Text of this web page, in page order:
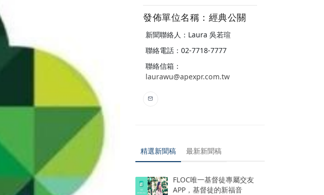
發佈單位名稱：經典公關
新聞聯絡人：Laura 吳若瑄
聯絡電話：02-7718-7777
聯絡信箱：
laurawu@apexpr.com.tw
精選新聞稿 最新新聞稿
FLOC唯一基督徒專屬交友
APP，基督徒的新福音